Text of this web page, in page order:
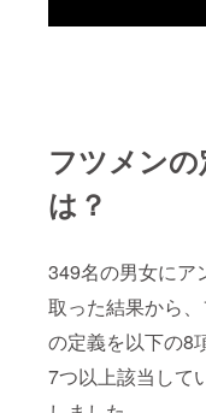
フツメン
は？
349名の男女にア
取った結果から
の定義を以下の8
7つ以上該当して